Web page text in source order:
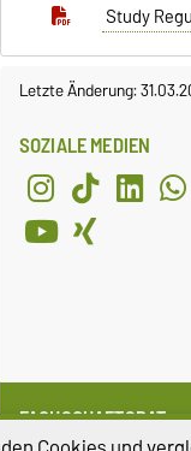
Study
Letzte Änderung:
SOZIALE MEDIEN
FACHSCHAFTSRAT